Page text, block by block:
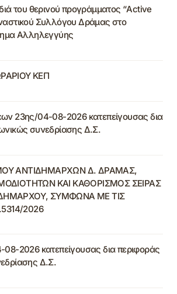
του θερινού προγράμματος “Active
Συλλόγου Δράμας στο
Αλληλεγγύης
ΚΕΠ
23ης/04-08-2026 κατεπείγουσας δια
συνεδρίασης Δ.Σ.
ΑΝΤΙΔΗΜΑΡΧΩΝ Δ. ΔΡΑΜΑΣ,
ΚΑΙ ΚΑΘΟΡΙΣΜΟΣ ΣΕΙΡΑΣ
ΣΥΜΦΩΝΑ ΜΕ ΤΙΣ
2026
2026 κατεπείγουσας δια περιφοράς
Δ.Σ.